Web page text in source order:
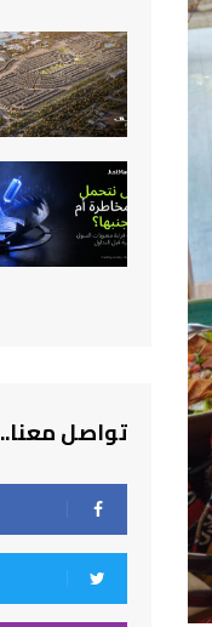
تواصل معنا..